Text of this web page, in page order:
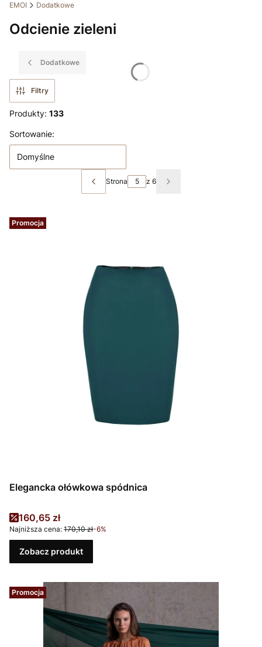
EMOI Dodatkowe
Odcienie zieleni
Dodatkowe
Filtry
Produkty: 133
Lista produktów
Sortowanie:
Domyślne
Poprzednie produkty
Strona z 6 Następne produkty
Promocja
Elegancka ołówkowa spódnica
Cena promocyjna
160,65 zł
Najniższa cena: 170,10 zł-6%
Zobacz produkt
Promocja